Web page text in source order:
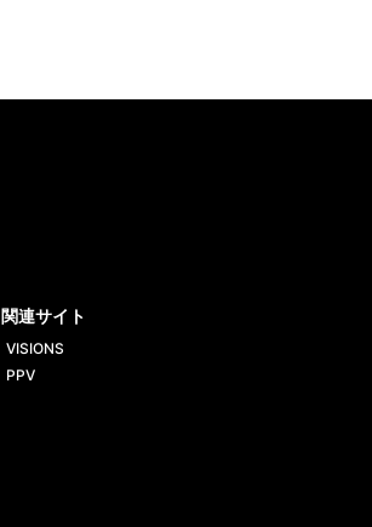
関連サイト
VISIONS
PPV